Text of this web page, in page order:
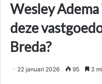
Wesley
deze
Breda?
22 januari 2026 95 3